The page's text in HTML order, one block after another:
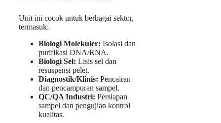
Unit ini cocok untuk berbagai sektor,
termasuk:
Biologi Molekuler: Isolasi dan
purifikasi DNA/RNA.
Biologi Sel: Lisis sel dan
resuspensi pelet.
Diagnostik/Klinis: Pencairan
dan pencampuran sampel.
QC/QA Industri: Persiapan
sampel dan pengujian kontrol
kualitas.